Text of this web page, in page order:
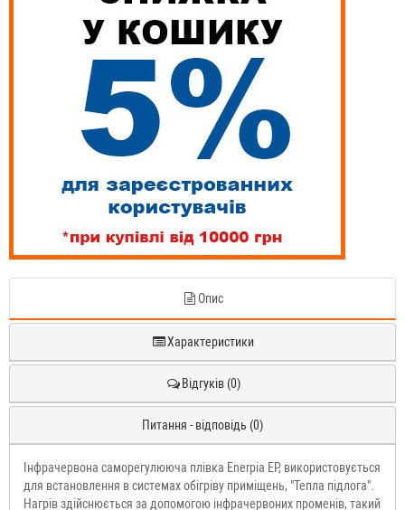
Опис
Характеристики
Відгуків (0)
Питання - відповідь (0)
Інфрачервона саморегулююча плівка Enerpia EP, використовується
для встановлення в системах обігріву приміщень, "Тепла підлога".
Нагрів здійснюється за допомогою інфрачервоних променів, такий